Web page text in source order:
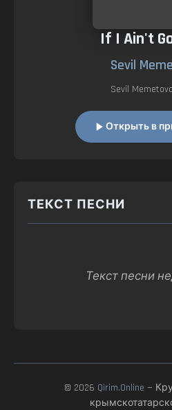
If I Ain't
Sevil
Sevil Memetova
Открыть в
ТЕКСТ ПЕСНИ
Текст песни
© 2026 Qirim.Online —